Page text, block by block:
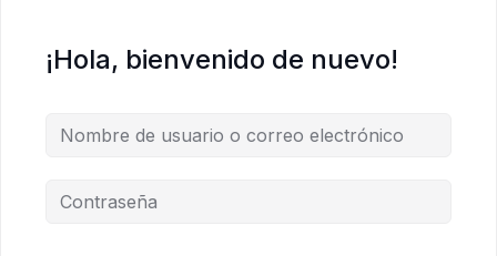
¡Hola, bienvenido de nuevo!